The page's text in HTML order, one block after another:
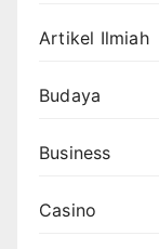
Artikel Ilmiah
Budaya
Business
Casino